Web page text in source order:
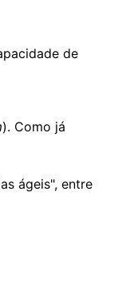
de
). Como já
ágeis", entre